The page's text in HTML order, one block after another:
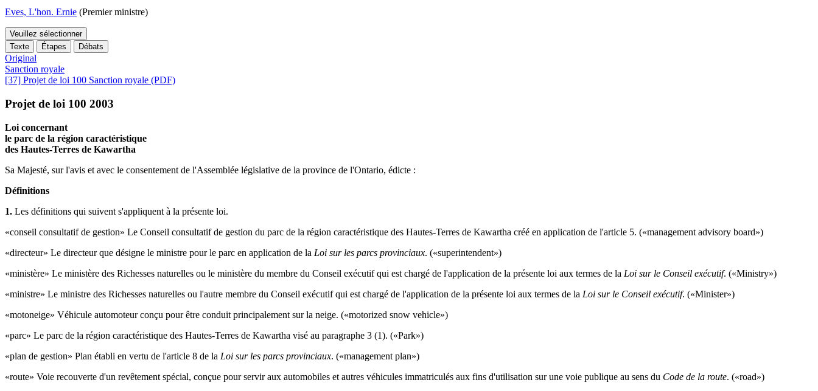
Eves, L'hon. Ernie (Premier ministre)
Veuillez sélectionner
Texte
Étapes Débats
Original
Sanction royale
[37] Projet de loi 100 Sanction royale (PDF)
Projet de loi 100 2003
Loi concernant
le parc de la région caractéristique
des Hautes-Terres de Kawartha
Sa Majesté, sur l'avis et avec le consentement de l'Assemblée législative de la province de l'Ontario, édicte :
Définitions
1. Les définitions qui suivent s'appliquent à la présente loi.
«conseil consultatif de gestion» Le Conseil consultatif de gestion du parc de la région caractéristique des Hautes-Terres de Kawartha créé en application de l'article 5. («management advisory board»)
«directeur» Le directeur que désigne le ministre pour le parc en application de la Loi sur les parcs provinciaux. («superintendent»)
«ministère» Le ministère des Richesses naturelles ou le ministère du membre du Conseil exécutif qui est chargé de l'application de la présente loi aux termes de la Loi sur le Conseil exécutif. («Ministry»)
«ministre» Le ministre des Richesses naturelles ou l'autre membre du Conseil exécutif qui est chargé de l'application de la présente loi aux termes de la Loi sur le Conseil exécutif. («Minister»)
«motoneige» Véhicule automoteur conçu pour être conduit principalement sur la neige. («motorized snow vehicle»)
«parc» Le parc de la région caractéristique des Hautes-Terres de Kawartha visé au paragraphe 3 (1). («Park»)
«plan de gestion» Plan établi en vertu de l'article 8 de la Loi sur les parcs provinciaux. («management plan»)
«route» Voie recouverte d'un revêtement spécial, conçue pour servir aux automobiles et autres véhicules immatriculés aux fins d'utilisation sur une voie publique au sens du Code de la route. («road»)